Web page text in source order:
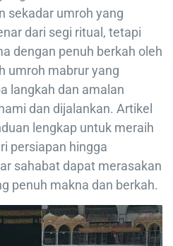
sekadar umroh yang
dari segi ritual, tetapi
dengan penuh berkah oleh
umroh mabrur yang
langkah dan amalan
dan dijalankan. Artikel
lengkap untuk meraih
persiapan hingga
sahabat dapat merasakan
penuh makna dan berkah.